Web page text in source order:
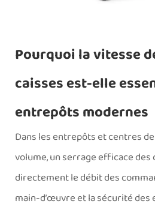
Pourquoi la vitesse
caisses est-elle
entrepôts modernes
Dans les entrepôts et centres
volume, un serrage efficace
directement le débit des
main-d’œuvre et la sécurité des